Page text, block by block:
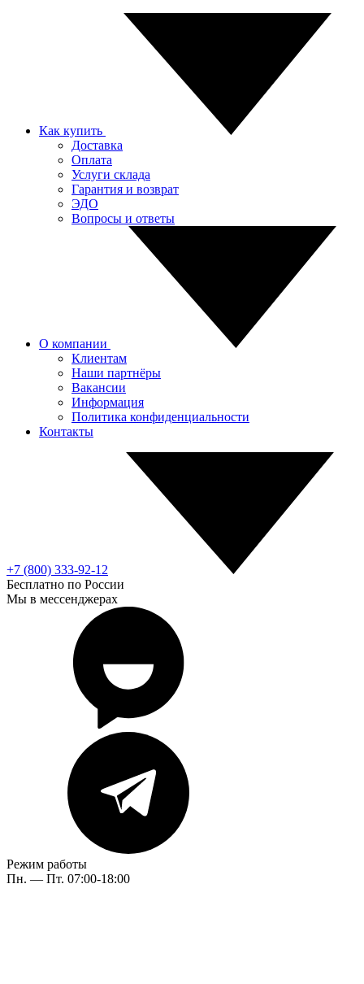
Как купить
Доставка
Оплата
Услуги склада
Гарантия и возврат
ЭДО
Вопросы и ответы
О компании
Клиентам
Наши партнёры
Вакансии
Информация
Политика конфиденциальности
Контакты
+7 (800) 333-92-12
Бесплатно по России
Мы в мессенджерах
Режим работы
Пн. — Пт. 07:00-18:00